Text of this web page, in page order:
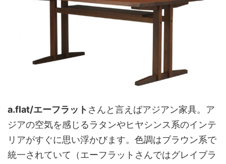
a.flat/エーフラット さんと言えばアジアン家具。ア
ジアの空気を感じるラタンやヒヤシンス系のインテ
リアがすぐに思い浮かびます。色調はブラウン系で
統一されていて（エーフラットさんではグレイブラ